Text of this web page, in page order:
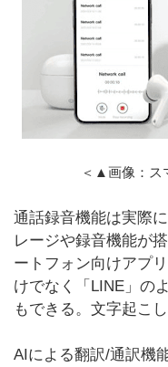
＜▲画像：ス
通話録音機能は実際
レージや録音機能が
ートフォン向けアプ
けでなく「LINE」の
もできる。文字起こし
AIによる翻訳/通訳機